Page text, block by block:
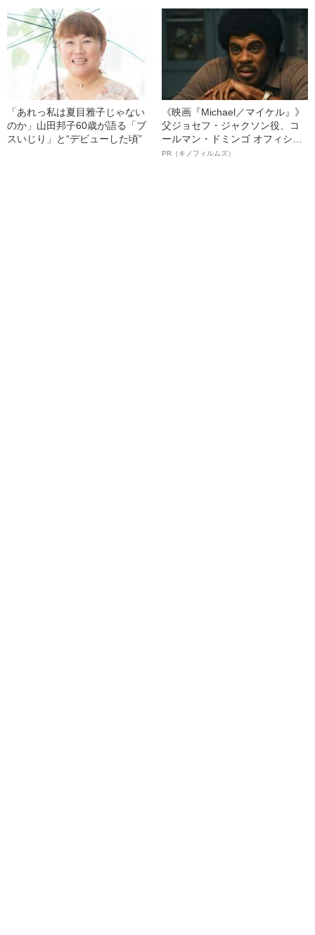
「あれっ私は夏目雅子じゃない
のか」山田邦子60歳が語る「ブ
スいじり」と“デビューした頃”
《映画『Michael／マイケル』》
父ジョセフ・ジャクソン役、コ
ールマン・ドミンゴ オフィシャ
ルインタビュー“観客を魅了した
PR（キノフィルムズ）